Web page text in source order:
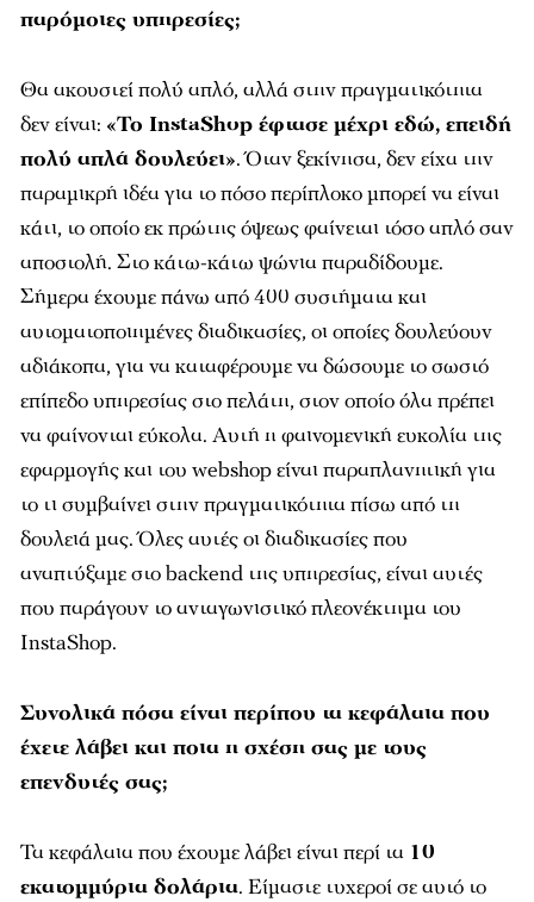
παρόμοιες υπηρεσίες;
Θα ακουστεί πολύ απλό, αλλά στην πραγματικότητα
δεν είναι: «Το InstaShop έφτασε μέχρι εδώ, επειδή
πολύ απλά δουλεύει». Όταν ξεκίνησα, δεν είχα την
παραμικρή ιδέα για το πόσο περίπλοκο μπορεί να είναι
κάτι, το οποίο εκ πρώτης όψεως φαίνεται τόσο απλό σαν
αποστολή. Στο κάτω-κάτω ψώνια παραδίδουμε.
Σήμερα έχουμε πάνω από 400 συστήματα και
αυτοματοποιημένες διαδικασίες, οι οποίες δουλεύουν
αδιάκοπα, για να καταφέρουμε να δώσουμε το σωστό
επίπεδο υπηρεσίας στο πελάτη, στον οποίο όλα πρέπει
να φαίνονται εύκολα. Αυτή η φαινομενική ευκολία της
εφαρμογής και του webshop είναι παραπλανητική για
το τι συμβαίνει στην πραγματικότητα πίσω από τη
δουλειά μας. Όλες αυτές οι διαδικασίες που
αναπτύξαμε στο backend της υπηρεσίας, είναι αυτές
που παράγουν το ανταγωνιστικό πλεονέκτημα του
InstaShop.
Συνολικά πόσα είναι περίπου τα κεφάλαια που
έχετε λάβει και ποια η σχέση σας με τους
επενδυτές σας;
Τα κεφάλαια που έχουμε λάβει είναι περί τα 10
εκατομμύρια δολάρια. Είμαστε τυχεροί σε αυτό το